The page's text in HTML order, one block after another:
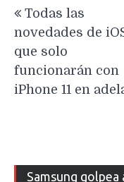
entradas
Todas las
novedades de
que solo
funcionarán con
iPhone 11 en
Samsung golpea